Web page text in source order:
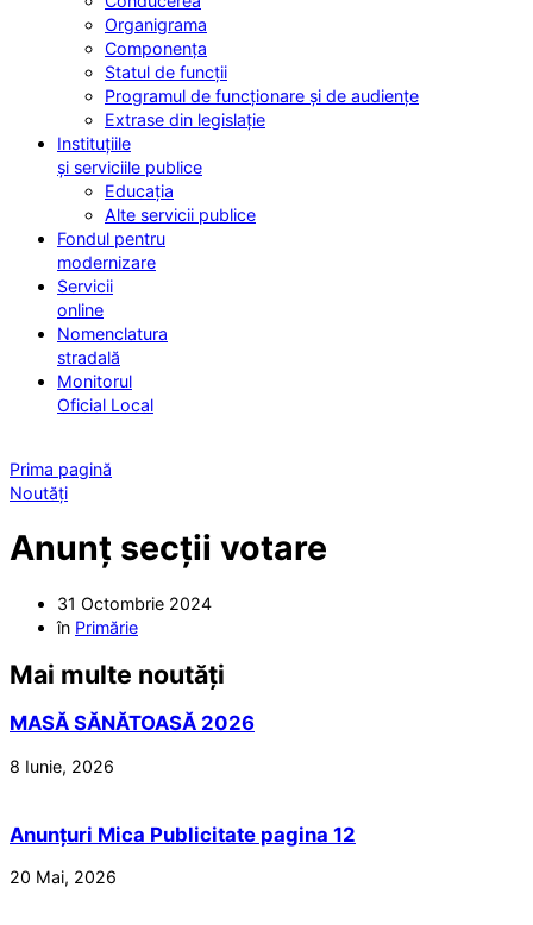
Organigrama
Componența
Statul de funcții
Programul de funcționare și de audiențe
Extrase din legislație
Instituțiile
și serviciile publice
Educația
Alte servicii publice
Fondul pentru
modernizare
Servicii
online
Nomenclatura
stradală
Monitorul
Oficial Local
Prima pagină
Noutăți
Anunț secții votare
31 Octombrie 2024
în Primărie
Mai multe noutăți
MASĂ SĂNĂTOASĂ 2026
8 Iunie, 2026
Anunțuri Mica Publicitate pagina 12
20 Mai, 2026